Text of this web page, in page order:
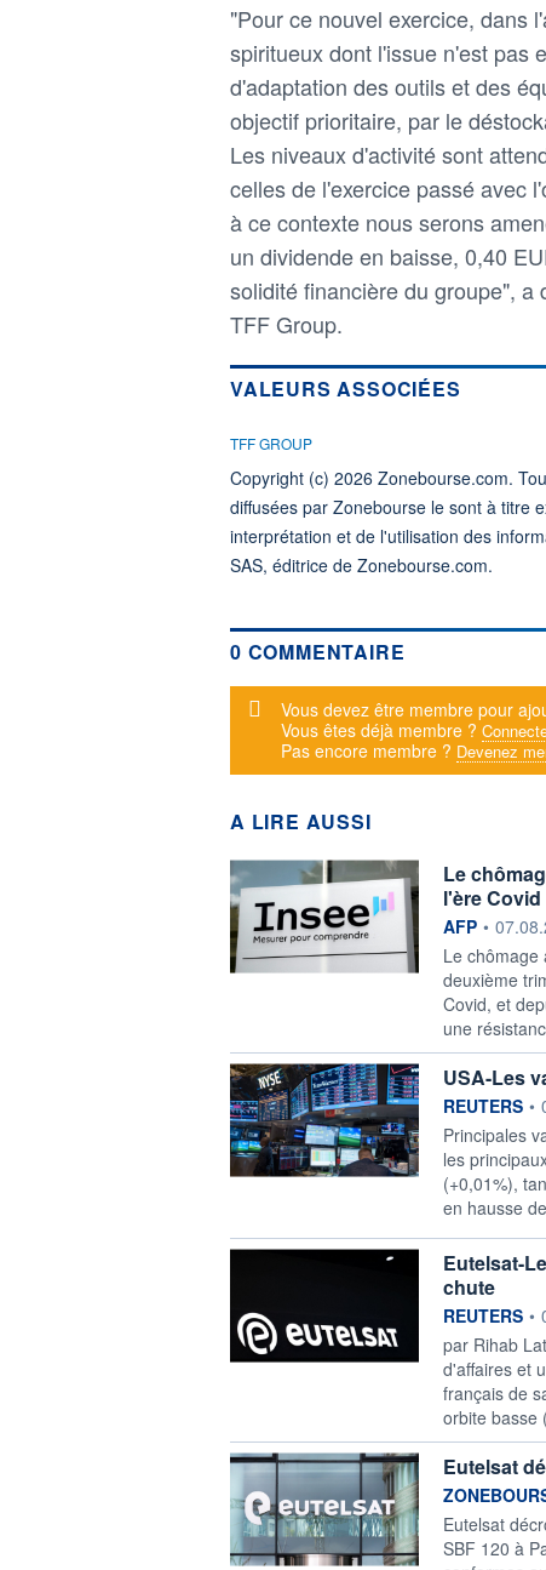
"Pour ce nouvel exercice, dans
spiritueux dont l'issue n'est pas
d'adaptation des outils et des
objectif prioritaire, par le
Les niveaux d'activité sont
celles de l'exercice passé avec
à ce contexte nous serons
un dividende en baisse, 0,40
solidité financière du groupe",
TFF Group.
VALEURS ASSOCIÉES
TFF GROUP
Copyright (c) 2026 Zonebourse.com.
diffusées par Zonebourse le sont à titre
interprétation et de l'utilisation des
SAS, éditrice de Zonebourse.com.
0 COMMENTAIRE
Message d'alerte
Vous devez être membre pour
Vous êtes déjà membre ?
Pas encore membre ? Devenez
A LIRE AUSSI
Le
l'ère Covid
information
AFP •
Le chômage
deuxième
Covid, et
une
USA-Les
information
REUTERS •
Principales
les
(+0,01%),
en hausse
Eutelsat-
chute
information
REUTERS •
par Rihab
d'affaires et
français de
orbite basse
Eutelsat
information
Eutelsat
SBF 120 à